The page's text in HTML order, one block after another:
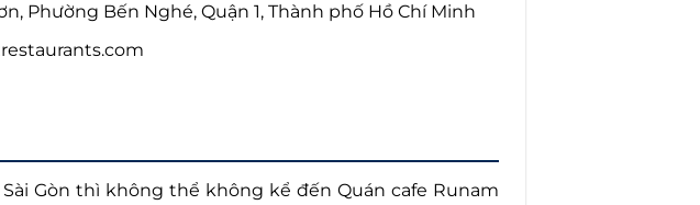
Phường Bến Nghé, Quận 1, Thành phố Hồ Chí Minh
Gòn thì không thể không kể đến Quán cafe Runam